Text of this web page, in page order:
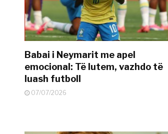
Babai i Neymarit me apel
emocional: Të lutem, vazhdo të
luash futboll
07/07/2026